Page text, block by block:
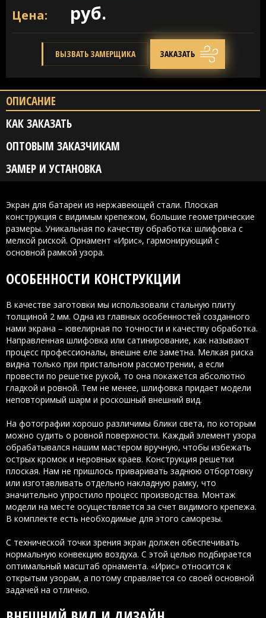
Цена: руб.
ВЫЗВАТЬ ЗАМЕРЩИКА ЗАКАЗАТЬ
ОПИСАНИЕ
КАК ЗАКАЗАТЬ
ОПТОВЫМ ЗАКАЗЧИКАМ
ЗАМЕР И УСТАНОВКА
Экран для батареи из нержавеющей стали. Плоская
конструкция с видимым крепежом, большие геометрические
размеры. Уникальная по качеству обработка: шлифовка с
мелкой риской. Орнамент «Ирис», гармонирующий с
основной рамкой узора.
ОСОБЕННОСТИ КОНСТРУКЦИИ
В качестве заготовки мы использовали стальную плиту
толщиной 2 мм. Одна из главных особенностей созданного
нами экрана – ювелирная по точности и качеству обработка.
Направленная шлифовка или сатинирование, как называют
процесс профессионалы, внешне еле заметна. Мелкая риска
видна только при пристальном рассмотрении, а если
провести по решетке рукой, то она покажется абсолютно
гладкой и ровной. Тем не менее, шлифовка придает модели
неповторимый шарм и роскошный внешний вид.
На фотографии хорошо различимы блики света, по которым
можно судить о ровной поверхности. Каждый элемент узора
обрабатывался нашим мастером вручную, чтобы избежать
острых кромок и неровных краев. Конструкция решетки
плоская. Нам не пришлось приваривать заднюю отбортовку
или изготавливать отдельно накладную рамку, что
значительно упростило процесс производства. Монтаж
модели на месте осуществляется за счет видимого крепежа.
В комплекте есть необходимые для этого саморезы.
С технической точки зрения экран должен обеспечивать
нормальную конвекцию воздуха. С этой целью подбирается
оптимальный масштаб орнамента. «Ирис» относится к
открытым узорам, а потому справляется со своей основной
задачей на отлично.